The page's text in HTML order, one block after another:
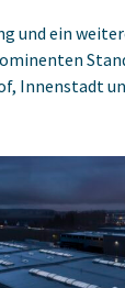
und ein
Innenstadt